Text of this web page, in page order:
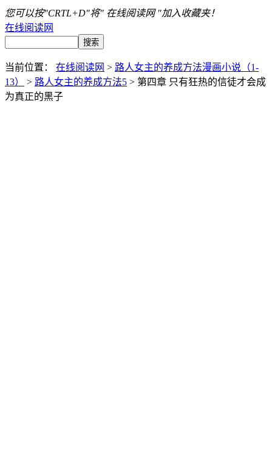
您可以按"CRTL+D"将" 在线阅读网 "加入收藏夹！
在线阅读网
当前位置： 在线阅读网 > 路人女主的养成方法漫画小说（1-
13）
> 路人女主的养成方法5
为真正的黑子